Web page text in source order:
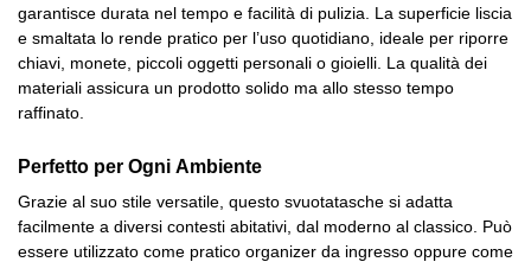
garantisce durata nel tempo e facilità di pulizia. La superficie liscia
e smaltata lo rende pratico per l’uso quotidiano, ideale per riporre
chiavi, monete, piccoli oggetti personali o gioielli. La qualità dei
materiali assicura un prodotto solido ma allo stesso tempo
raffinato.
Perfetto per Ogni Ambiente
Grazie al suo stile versatile, questo svuotatasche si adatta
facilmente a diversi contesti abitativi, dal moderno al classico. Può
essere utilizzato come pratico organizer da ingresso oppure come